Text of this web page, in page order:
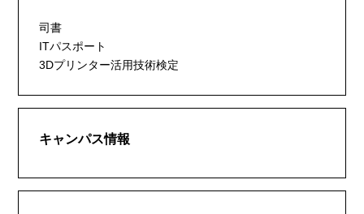
司書
ITパスポート
3Dプリンター活用技術検定
キャンパス情報